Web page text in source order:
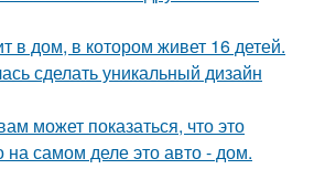
в дом, в котором живет 16 детей.
сделать уникальный дизайн
может показаться, что это
на самом деле это авто - дом.